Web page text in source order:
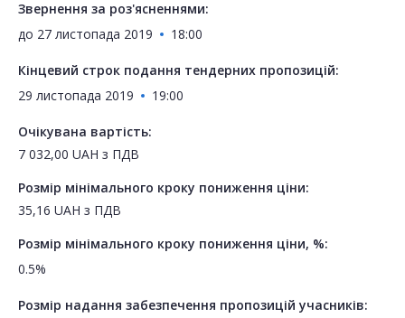
Звернення за роз'ясненнями:
до 27 листопада 2019 18:00
Кінцевий строк подання тендерних пропозицій:
29 листопада 2019
19:00
Очікувана вартість:
7 032,00 UAH з ПДВ
Розмір мінімального кроку пониження ціни:
35,16 UAH з ПДВ
Розмір мінімального кроку пониження ціни, %:
0.5%
Розмір надання забезпечення пропозицій учасників: